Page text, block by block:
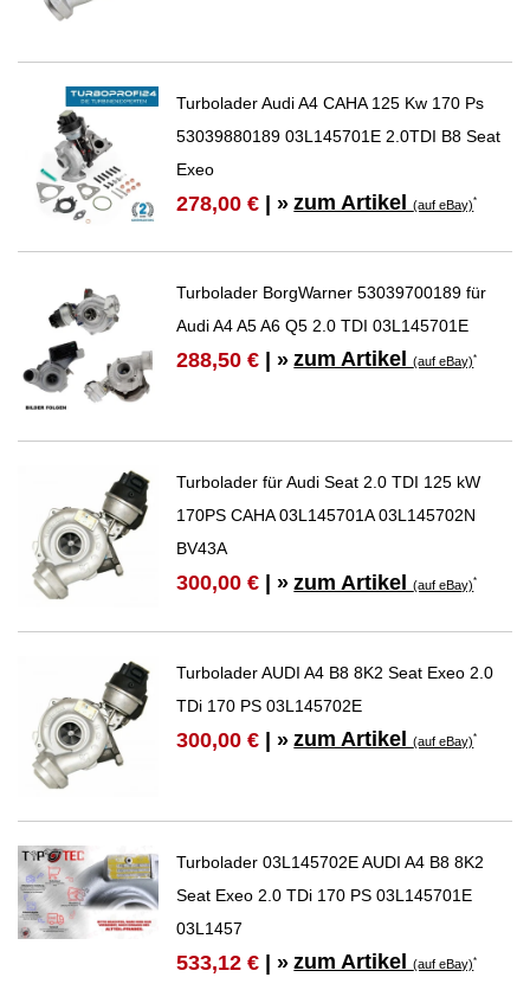
Turbolader Audi A4 CAHA 125 Kw 170 Ps
53039880189 03L145701E 2.0TDI B8 Seat
Exeo
278,00 € | » zum Artikel(auf eBay)*
Turbolader BorgWarner 53039700189 für
Audi A4 A5 A6 Q5 2.0 TDI 03L145701E
288,50 € | » zum Artikel(auf eBay)*
Turbolader für Audi Seat 2.0 TDI 125 kW
170PS CAHA 03L145701A 03L145702N
BV43A
300,00 € | » zum Artikel(auf eBay)*
Turbolader AUDI A4 B8 8K2 Seat Exeo 2.0
TDi 170 PS 03L145702E
300,00 € | » zum Artikel(auf eBay)*
Turbolader 03L145702E AUDI A4 B8 8K2
Seat Exeo 2.0 TDi 170 PS 03L145701E
03L1457
533,12 € | » zum Artikel(auf eBay)*